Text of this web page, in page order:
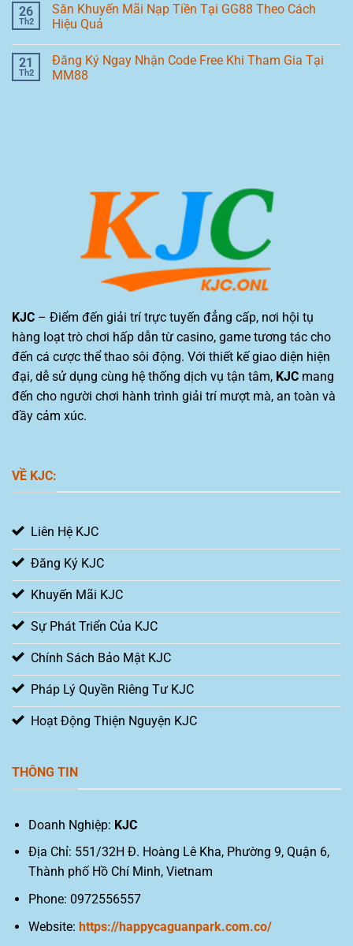
26
Th2
Săn Khuyến Mãi Nạp Tiền Tại GG88 Theo Cách
Hiệu Quả
21
Th2
Đăng Ký Ngay Nhận Code Free Khi Tham Gia Tại
MM88
KJC – Điểm đến giải trí trực tuyến đẳng cấp, nơi hội tụ
hàng loạt trò chơi hấp dẫn từ casino, game tương tác cho
đến cá cược thể thao sôi động. Với thiết kế giao diện hiện
đại, dễ sử dụng cùng hệ thống dịch vụ tận tâm, KJC mang
đến cho người chơi hành trình giải trí mượt mà, an toàn và
đầy cảm xúc.
VỀ KJC:
Liên Hệ KJC
Đăng Ký KJC
Khuyến Mãi KJC
Sự Phát Triển Của KJC
Chính Sách Bảo Mật KJC
Pháp Lý Quyền Riêng Tư KJC
Hoạt Động Thiện Nguyện KJC
THÔNG TIN
Doanh Nghiệp: KJC
Địa Chỉ: 551/32H Đ. Hoàng Lê Kha, Phường 9, Quận 6,
Thành phố Hồ Chí Minh, Vietnam
Phone: 0972556557
Website: https://happycaguanpark.com.co/